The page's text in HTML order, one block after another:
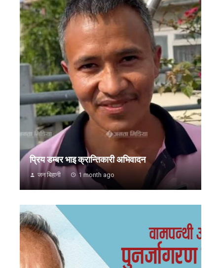
प्रिय डम्बर भाइ क्रान्तिकारी अभिवादन
जन बिहानी 1 month ago